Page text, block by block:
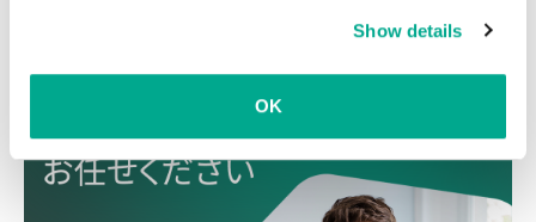
Show details
OK